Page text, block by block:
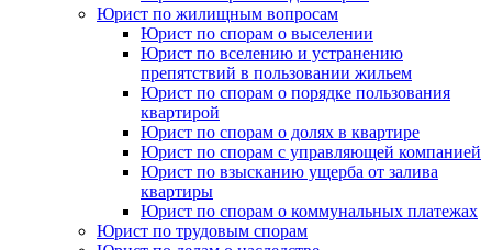
Юрист по жилищным вопросам
Юрист по спорам о выселении
Юрист по вселению и устранению
препятствий в пользовании жильем
Юрист по спорам о порядке пользования
квартирой
Юрист по спорам о долях в квартире
Юрист по спорам с управляющей компанией
Юрист по взысканию ущерба от залива
квартиры
Юрист по спорам о коммунальных платежах
Юрист по трудовым спорам